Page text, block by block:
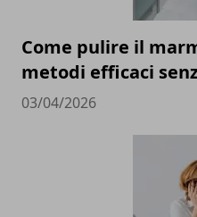
Come pulire il
metodi efficaci
03/04/2026